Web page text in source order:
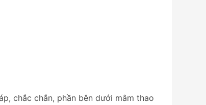
chắc chắn, phần bên dưới mâm thao